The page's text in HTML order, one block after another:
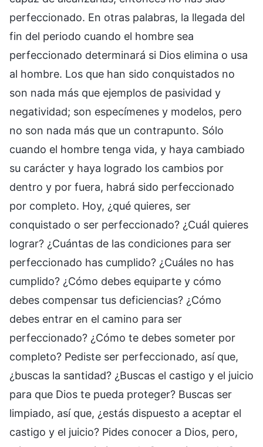
perfeccionado. En otras palabras, la llegada del
fin del periodo cuando el hombre sea
perfeccionado determinará si Dios elimina o usa
al hombre. Los que han sido conquistados no
son nada más que ejemplos de pasividad y
negatividad; son especímenes y modelos, pero
no son nada más que un contrapunto. Sólo
cuando el hombre tenga vida, y haya cambiado
su carácter y haya logrado los cambios por
dentro y por fuera, habrá sido perfeccionado
por completo. Hoy, ¿qué quieres, ser
conquistado o ser perfeccionado? ¿Cuál quieres
lograr? ¿Cuántas de las condiciones para ser
perfeccionado has cumplido? ¿Cuáles no has
cumplido? ¿Cómo debes equiparte y cómo
debes compensar tus deficiencias? ¿Cómo
debes entrar en el camino para ser
perfeccionado? ¿Cómo te debes someter por
completo? Pediste ser perfeccionado, así que,
¿buscas la santidad? ¿Buscas el castigo y el juicio
para que Dios te pueda proteger? Buscas ser
limpiado, así que, ¿estás dispuesto a aceptar el
castigo y el juicio? Pides conocer a Dios, pero,